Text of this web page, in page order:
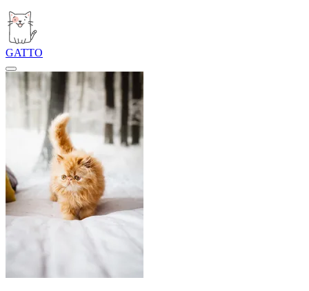
GATTO